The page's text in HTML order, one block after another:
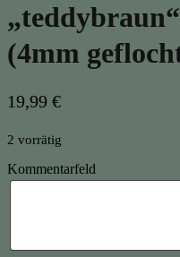
(4mm
19,99 €
2 vorrätig
Kommentarfeld